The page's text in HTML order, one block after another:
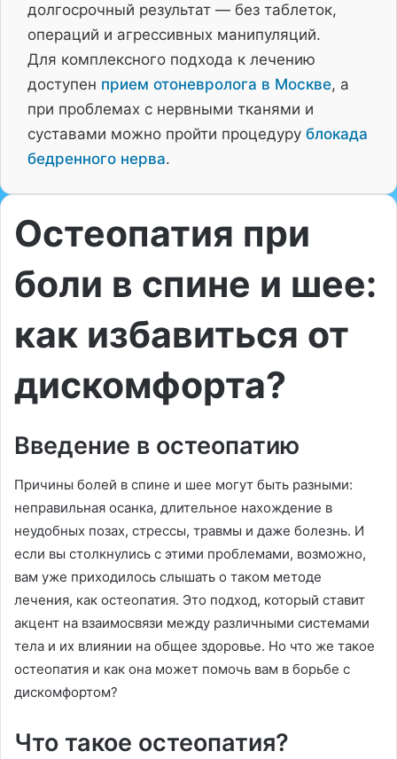
долгосрочный результат — без таблеток,
операций и агрессивных манипуляций.
Для комплексного подхода к лечению
доступен прием отоневролога в Москве, а
при проблемах с нервными тканями и
суставами можно пройти процедуру блокада
бедренного нерва.
Остеопатия при
боли в спине и шее:
как избавиться от
дискомфорта?
Введение в остеопатию
Причины болей в спине и шее могут быть разными:
неправильная осанка, длительное нахождение в
неудобных позах, стрессы, травмы и даже болезнь. И
если вы столкнулись с этими проблемами, возможно,
вам уже приходилось слышать о таком методе
лечения, как остеопатия. Это подход, который ставит
акцент на взаимосвязи между различными системами
тела и их влиянии на общее здоровье. Но что же такое
остеопатия и как она может помочь вам в борьбе с
дискомфортом?
Что такое остеопатия?